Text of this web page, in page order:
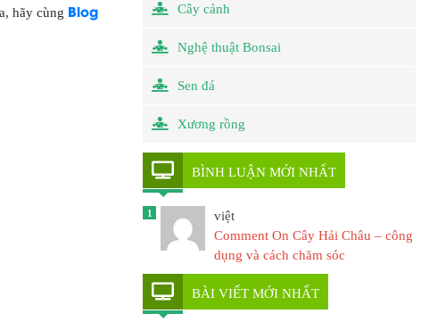
hãy cùng Blog
Cây cảnh
Nghệ thuật Bonsai
Sen đá
Xương rồng
BÌNH LUẬN MỚI NHẤT
1
việt
Comment On Cây Hải Châu – công
dụng và cách chăm sóc
BÀI VIẾT MỚI NHẤT